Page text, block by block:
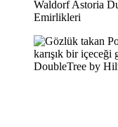
Waldorf Astoria
Emirlikleri
DoubleTree by